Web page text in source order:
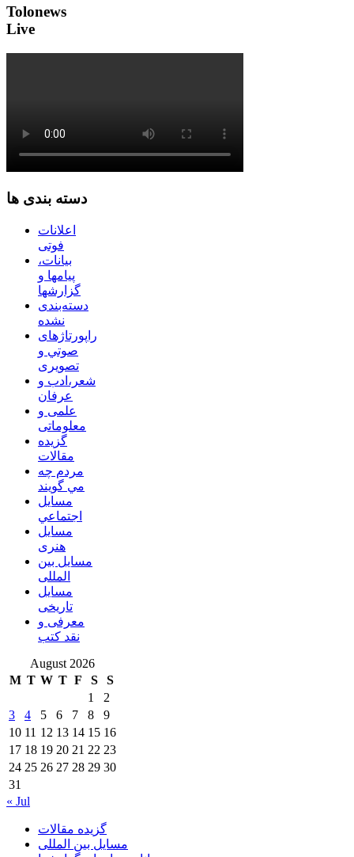
Tolonews
Live
دسته بندی ها
اعلانات
فوتی
بیانات،
پیامها و
گزارشها
دسته‌بندی
نشده
راپورتاژهای
صوتي و
تصويری
شعر،ادب و
عرفان
علمی و
معلوماتی
گزیده
مقالات
مردم چه
مي گويند
مسايل
اجتماعي
مسايل
هنری
مسایل بین
المللی
مسایل
تاریخی
معرفی و
نقد کتب
August 2026
M T W T F S
S
1
2
3
4 5 6 7 8
9
10 11 12 13 14 15 16
17 18 19 20 21 22 23
24 25 26 27 28 29 30
31
« Jul
گزیده مقالات
مسایل بین المللی